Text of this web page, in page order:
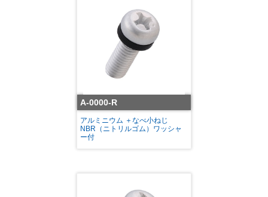
A-0000-R
アルミニウム ＋なべ小ねじ
NBR（ニトリルゴム）ワッシャ
ー付